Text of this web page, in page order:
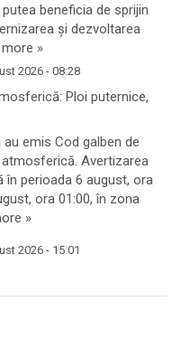
beneficia de sprijin
și dezvoltarea
»
2026 - 08:28
Ploi puternice,
emis Cod galben de
Avertizarea
în perioada 6 august, ora
ora 01:00, în zona
»
2026 - 15:01